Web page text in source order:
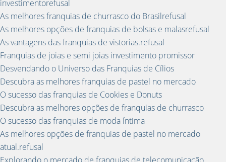
investimentorefusal
As melhores franquias de churrasco do Brasilrefusal
As melhores opções de franquias de bolsas e malasrefusal
As vantagens das franquias de vistorias.refusal
Franquias de joias e semi joias investimento promissor
Desvendando o Universo das Franquias de Cílios
Descubra as melhores franquias de pastel no mercado
O sucesso das franquias de Cookies e Donuts
Descubra as melhores opções de franquias de churrasco
O sucesso das franquias de moda íntima
As melhores opções de franquias de pastel no mercado
atual.refusal
Explorando o mercado de franquias de telecomunicação